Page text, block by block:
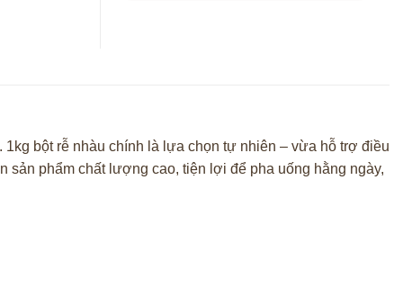
bột rễ nhàu chính là lựa chọn tự nhiên – vừa hỗ trợ điều
sản phẩm chất lượng cao, tiện lợi để pha uống hằng ngày,